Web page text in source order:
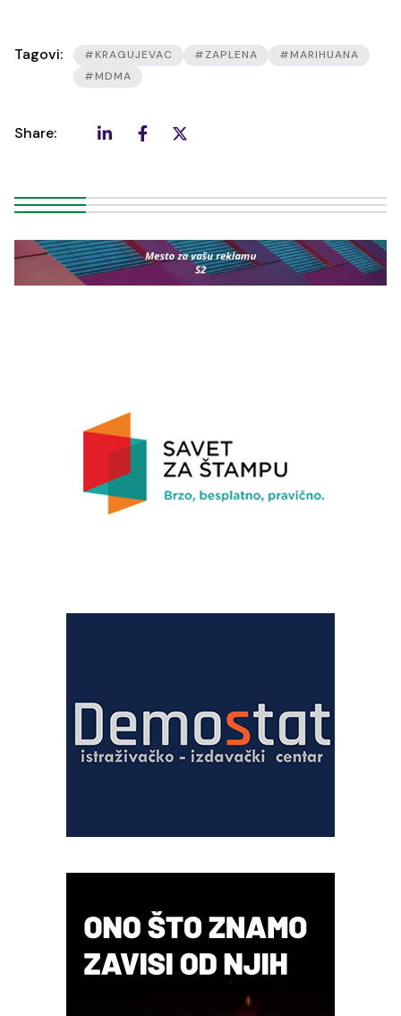
Tagovi: #KRAGUJEVAC #ZAPLENA
#MARIHUANA
#MDMA
Share: